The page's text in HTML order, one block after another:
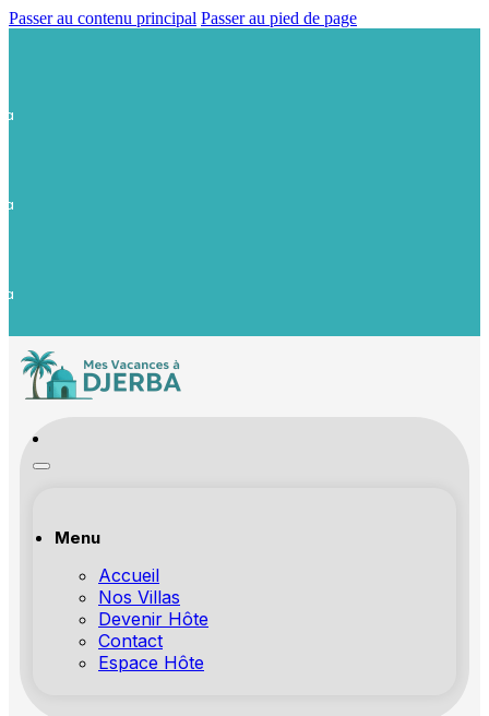
Passer au contenu principal Passer au pied de page
Menu
Accueil
Nos Villas
Devenir Hôte
Contact
Espace Hôte